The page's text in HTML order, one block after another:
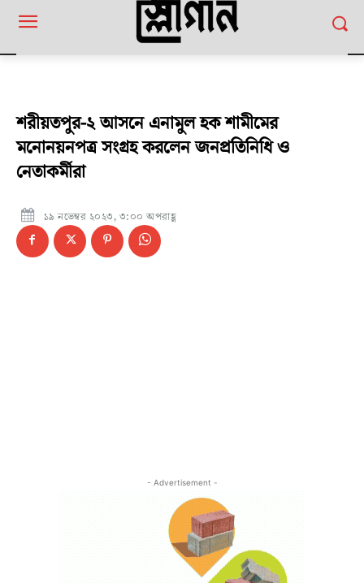
শরীয়তপুর-২ আসনে এনামুল হক শামীমের
মনোনয়নপত্র সংগ্রহ করলেন জনপ্রতিনিধি ও
নেতাকর্মীরা
১৯ নভেম্বর ২০২৩, ৩:০০ অপরাহ্ণ
- Advertisement -